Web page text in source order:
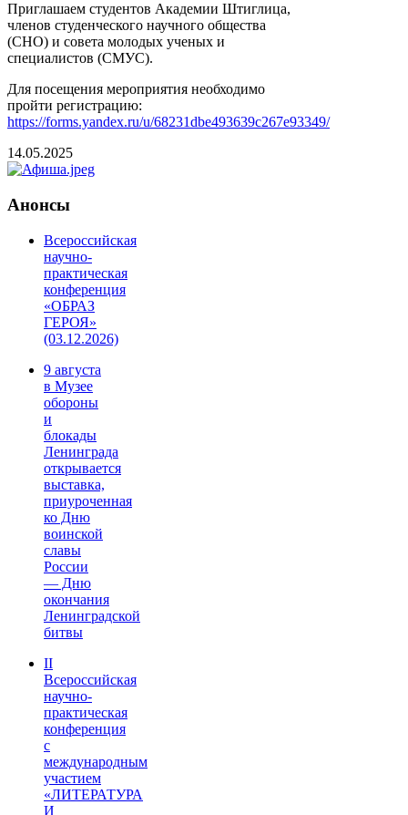
Приглашаем студентов Академии Штиглица,
членов студенческого научного общества
(СНО) и совета молодых ученых и
специалистов (СМУС).
Для посещения мероприятия необходимо
пройти регистрацию:
https://forms.yandex.ru/u/68231dbe493639c267e93349/
14.05.2025
Анонсы
Всероссийская
научно-
практическая
конференция
«ОБРАЗ
ГЕРОЯ»
(03.12.2026)
9 августа
в Музее
обороны
и
блокады
Ленинграда
открывается
выставка,
приуроченная
ко Дню
воинской
славы
России
— Дню
окончания
Ленинградской
битвы
II
Всероссийская
научно-
практическая
конференция
с
международным
участием
«ЛИТЕРАТУРА
И